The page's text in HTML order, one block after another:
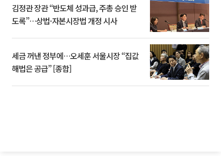
김정관 장관 “반도체 성과급, 주총 승인 받
도록”…상법·자본시장법 개정 시사
세금 꺼낸 정부에…오세훈 서울시장 “집값
해법은 공급” [종합]